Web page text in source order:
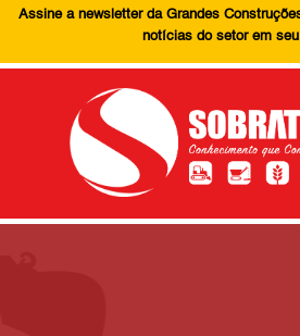
Assine a newsletter da Grandes
notícias do setor em